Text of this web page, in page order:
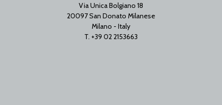
Via Unica Bolgiano 18
20097 San Donato Milanese
Milano - Italy
T. +39 02 2153663